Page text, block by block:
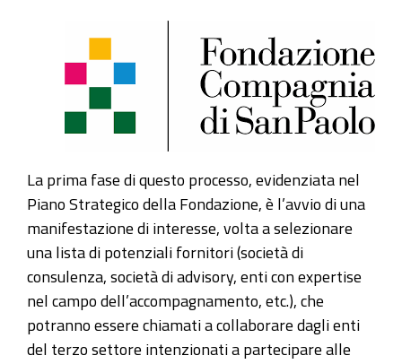
La prima fase di questo processo, evidenziata nel
Piano Strategico della Fondazione, è l’avvio di una
manifestazione di interesse, volta a selezionare
una lista di potenziali fornitori (società di
consulenza, società di advisory, enti con expertise
nel campo dell’accompagnamento, etc.), che
potranno essere chiamati a collaborare dagli enti
del terzo settore intenzionati a partecipare alle